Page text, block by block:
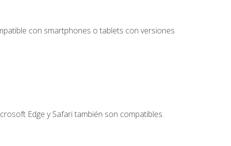
con smartphones o tablets con versiones
Edge y Safari también son compatibles.